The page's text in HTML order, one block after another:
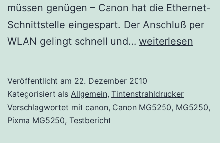
müssen genügen – Canon hat die Ethernet-
Schnittstelle eingespart. Der Anschluß per
WLAN gelingt schnell und… Canon
Testbericht
weiterlesen
Veröffentlicht am 22. Dezember 2010
Kategorisiert als Allgemein, Tintenstrahldrucker
Verschlagwortet mit canon, Canon MG5250, MG5250,
Pixma MG5250, Testbericht